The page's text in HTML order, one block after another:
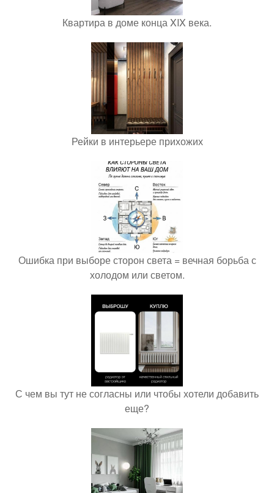
Квартира в доме конца XIX века.
Рейки в интерьере прихожих
Ошибка при выборе сторон света = вечная борьба с
холодом или светом.
С чем вы тут не согласны или чтобы хотели добавить
еще?